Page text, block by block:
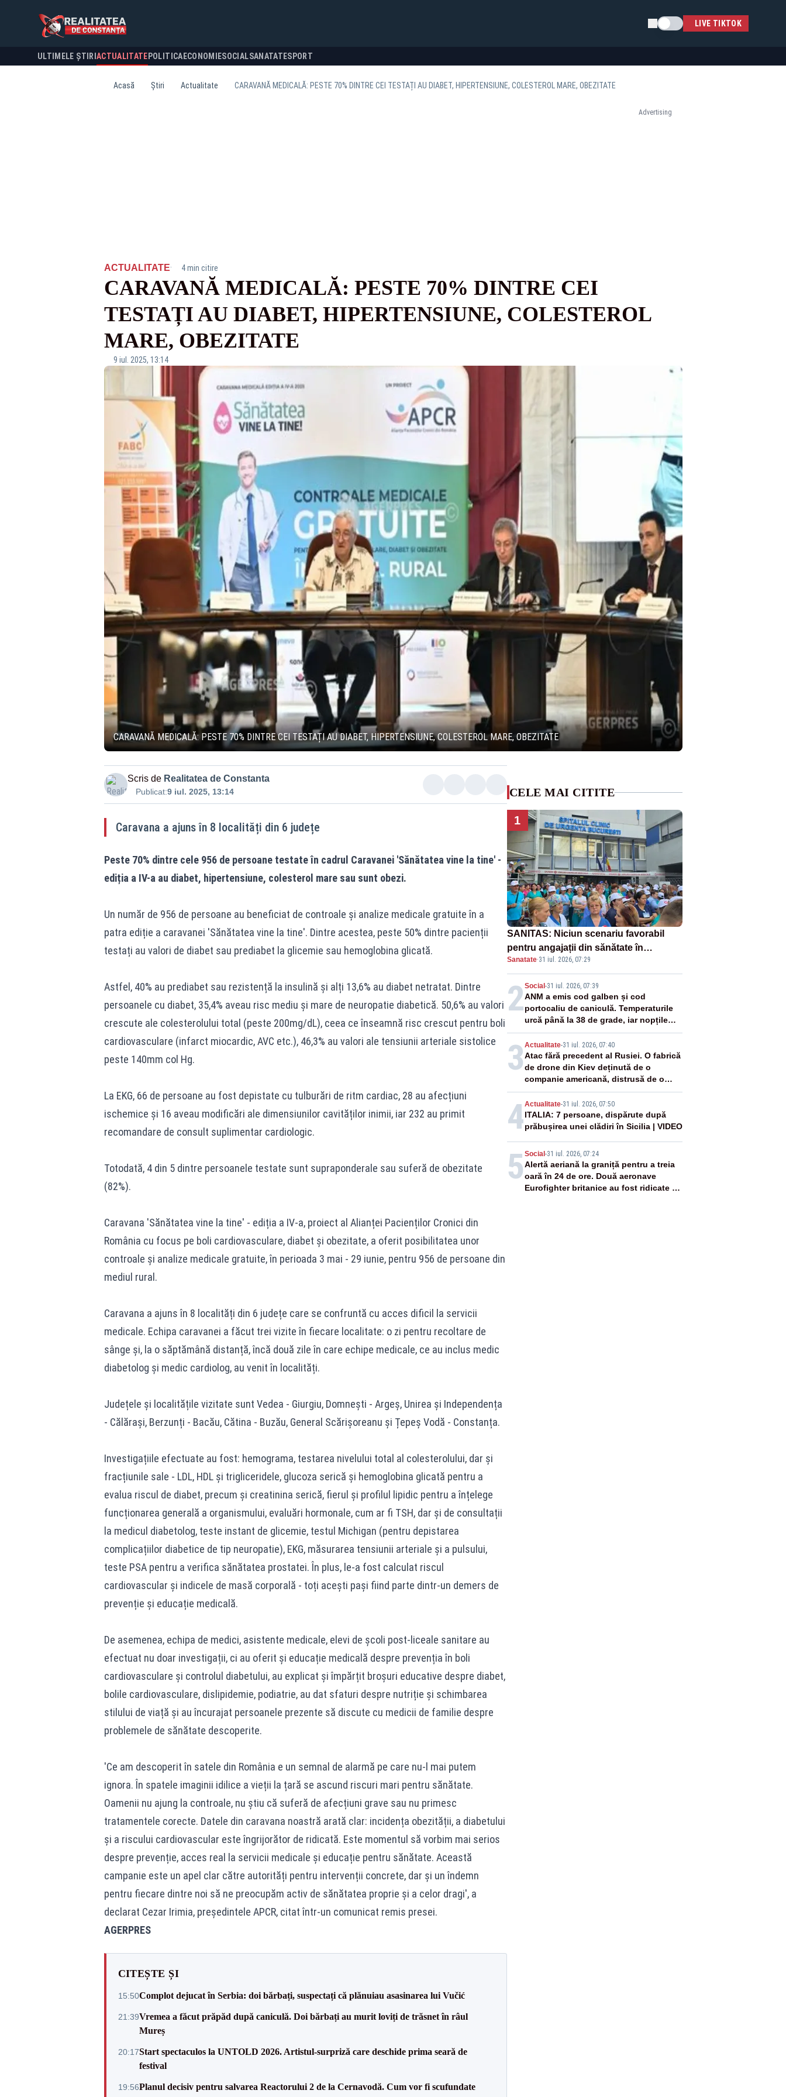
Schimba temaLIVE TIKTOK
ULTIMELE ȘTIRI ACTUALITATE POLITICA ECONOMIESOCIALSANATATESPORT
Acasă Știri Actualitate CARAVANĂ MEDICALĂ: PESTE 70% DINTRE CEI TESTAȚI AU DIABET, HIPERTENSIUNE, COLESTEROL MARE, OBEZITATE
Advertising
ACTUALITATE· 4 min citire
CARAVANĂ MEDICALĂ: PESTE 70% DINTRE CEI
TESTAȚI AU DIABET, HIPERTENSIUNE, COLESTEROL
MARE, OBEZITATE
9 iul. 2025, 13:14
CARAVANĂ MEDICALĂ: PESTE 70% DINTRE CEI TESTAȚI AU DIABET, HIPERTENSIUNE, COLESTEROL MARE, OBEZITATE
Scris de Realitatea de Constanta
Publicat:9 iul. 2025, 13:14
Caravana a ajuns în 8 localități din 6 județe
Peste 70% dintre cele 956 de persoane testate în cadrul Caravanei 'Sănătatea vine la tine' -
ediția a IV-a au diabet, hipertensiune, colesterol mare sau sunt obezi.
Un număr de 956 de persoane au beneficiat de controale și analize medicale gratuite în a
patra ediție a caravanei 'Sănătatea vine la tine'. Dintre acestea, peste 50% dintre pacienții
testați au valori de diabet sau prediabet la glicemie sau hemoglobina glicată.
Astfel, 40% au prediabet sau rezistență la insulină și alți 13,6% au diabet netratat. Dintre
persoanele cu diabet, 35,4% aveau risc mediu și mare de neuropatie diabetică. 50,6% au valori
crescute ale colesterolului total (peste 200mg/dL), ceea ce înseamnă risc crescut pentru boli
cardiovasculare (infarct miocardic, AVC etc.), 46,3% au valori ale tensiunii arteriale sistolice
peste 140mm col Hg.
La EKG, 66 de persoane au fost depistate cu tulburări de ritm cardiac, 28 au afecțiuni
ischemice și 16 aveau modificări ale dimensiunilor cavităților inimii, iar 232 au primit
recomandare de consult suplimentar cardiologic.
Totodată, 4 din 5 dintre persoanele testate sunt supraponderale sau suferă de obezitate
(82%).
Caravana 'Sănătatea vine la tine' - ediția a IV-a, proiect al Alianței Pacienților Cronici din
România cu focus pe boli cardiovasculare, diabet și obezitate, a oferit posibilitatea unor
controale și analize medicale gratuite, în perioada 3 mai - 29 iunie, pentru 956 de persoane din
mediul rural.
Caravana a ajuns în 8 localități din 6 județe care se confruntă cu acces dificil la servicii
medicale. Echipa caravanei a făcut trei vizite în fiecare localitate: o zi pentru recoltare de
sânge și, la o săptămână distanță, încă două zile în care echipe medicale, ce au inclus medic
diabetolog și medic cardiolog, au venit în localități.
Județele și localitățile vizitate sunt Vedea - Giurgiu, Domnești - Argeș, Unirea și Independența
- Călărași, Berzunți - Bacău, Cătina - Buzău, General Scărișoreanu și Țepeș Vodă - Constanța.
Investigațiile efectuate au fost: hemograma, testarea nivelului total al colesterolului, dar și
fracțiunile sale - LDL, HDL și trigliceridele, glucoza serică și hemoglobina glicată pentru a
evalua riscul de diabet, precum și creatinina serică, fierul și profilul lipidic pentru a înțelege
funcționarea generală a organismului, evaluări hormonale, cum ar fi TSH, dar și de consultații
la medicul diabetolog, teste instant de glicemie, testul Michigan (pentru depistarea
complicațiilor diabetice de tip neuropatie), EKG, măsurarea tensiunii arteriale și a pulsului,
teste PSA pentru a verifica sănătatea prostatei. În plus, le-a fost calculat riscul
cardiovascular și indicele de masă corporală - toți acești pași fiind parte dintr-un demers de
prevenție și educație medicală.
De asemenea, echipa de medici, asistente medicale, elevi de școli post-liceale sanitare au
efectuat nu doar investigații, ci au oferit și educație medicală despre prevenția în boli
cardiovasculare și controlul diabetului, au explicat și împărțit broșuri educative despre diabet,
bolile cardiovasculare, dislipidemie, podiatrie, au dat sfaturi despre nutriție și schimbarea
stilului de viață și au încurajat persoanele prezente să discute cu medicii de familie despre
problemele de sănătate descoperite.
'Ce am descoperit în satele din România e un semnal de alarmă pe care nu-l mai putem
ignora. În spatele imaginii idilice a vieții la țară se ascund riscuri mari pentru sănătate.
Oamenii nu ajung la controale, nu știu că suferă de afecțiuni grave sau nu primesc
tratamentele corecte. Datele din caravana noastră arată clar: incidența obezității, a diabetului
și a riscului cardiovascular este îngrijorător de ridicată. Este momentul să vorbim mai serios
despre prevenție, acces real la servicii medicale și educație pentru sănătate. Această
campanie este un apel clar către autorități pentru intervenții concrete, dar și un îndemn
pentru fiecare dintre noi să ne preocupăm activ de sănătatea proprie și a celor dragi', a
declarat Cezar Irimia, președintele APCR, citat într-un comunicat remis presei.
AGERPRES
CITEȘTE ȘI
15:50Complot dejucat în Serbia: doi bărbați, suspectați că plănuiau asasinarea lui Vučić
21:39Vremea a făcut prăpăd după caniculă. Doi bărbați au murit loviți de trăsnet în râul
Mureș
20:17Start spectaculos la UNTOLD 2026. Artistul-surpriză care deschide prima seară de
festival
19:56Planul decisiv pentru salvarea Reactorului 2 de la Cernavodă. Cum vor fi scufundate
CELE MAI CITITE
1
SANITAS: Niciun scenariu favorabil
pentru angajații din sănătate în
proiectul Legii salarizării
Sanatate·31 iul. 2026, 07:29
2Social -31 iul. 2026, 07:39
ANM a emis cod galben și cod
portocaliu de caniculă. Temperaturile
urcă până la 38 de grade, iar nopțile
devin tropicale
3 Actualitate-31 iul. 2026, 07:40
Atac fără precedent al Rusiei. O fabrică
de drone din Kiev deținută de o
companie americană, distrusă de o
rachetă rusească
4Actualitate-31 iul. 2026, 07:50
ITALIA: 7 persoane, dispărute după
prăbușirea unei clădiri în Sicilia | VIDEO
5 Social -31 iul. 2026, 07:24
Alertă aeriană la graniță pentru a treia
oară în 24 de ore. Două aeronave
Eurofighter britanice au fost ridicate de